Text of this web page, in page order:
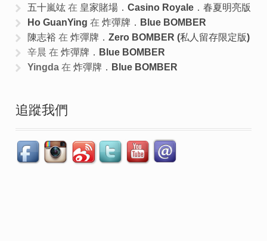
五十嵐竑 在 皇家賭場．Casino Royale．春夏明亮版
Ho GuanYing 在炸彈牌．Blue BOMBER
陳志裕 在炸彈牌．Zero BOMBER (私人留存限定版)
辛晨 在炸彈牌．Blue BOMBER
Yingda 在炸彈牌．Blue BOMBER
追蹤我們